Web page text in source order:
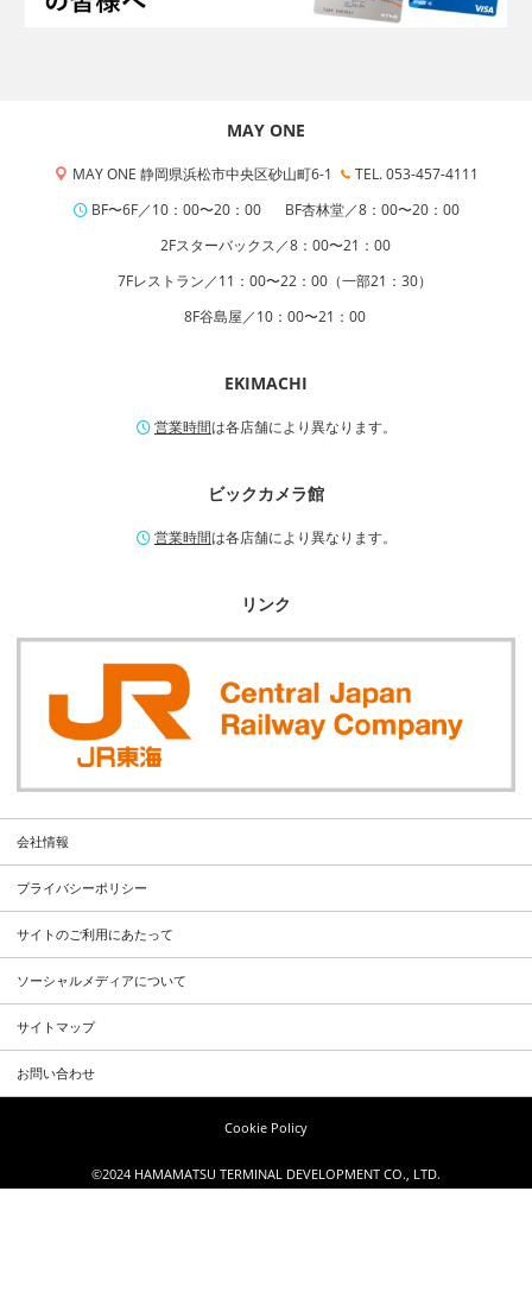
MAY ONE
MAY ONE 静岡県浜松市中央区砂山町6-1
TEL. 053-457-4111
BF〜6F／10：00〜20：00
BF杏林堂／8：00〜20：00
2Fスターバックス／8：00〜21：00
7Fレストラン／11：00〜22：00（一部21：30）
8F谷島屋／10：00〜21：00
EKIMACHI
営業時間は各店舗により異なります。
ビックカメラ館
営業時間は各店舗により異なります。
リンク
会社情報
プライバシーポリシー
サイトのご利用にあたって
ソーシャルメディアについて
サイトマップ
お問い合わせ
Cookie Policy
©2024 HAMAMATSU TERMINAL DEVELOPMENT CO., LTD.